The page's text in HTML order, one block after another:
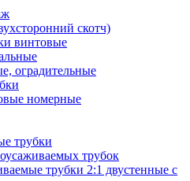
скотч)
винтовые
оградительные
номерные
трубки
трубок
трубки 2:1 двустенные с